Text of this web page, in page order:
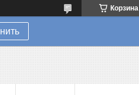
Корзина